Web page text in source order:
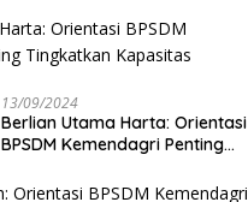
13/09/2024
Berlian Utama Harta: Orientasi
BPSDM Kemendagri Penting
DPRD